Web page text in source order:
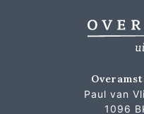
Paul van
1096